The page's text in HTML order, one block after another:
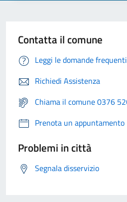
Contatta il comune
Leggi le domande frequenti
Richiedi Assistenza
Chiama il comune 0376
Prenota un appuntamento
Problemi in città
Segnala disservizio